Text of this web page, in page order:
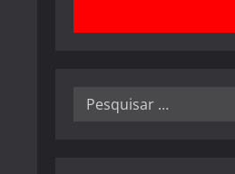
Pesquisar